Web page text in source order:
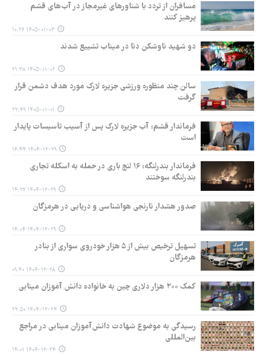
مسافران از تردد با شناورهای غیرمجاز در آب‌های قشم
پرهیز کنند
۱۴۰۵-۰۱-۰۳ ۱۰:۲۶
دو شهید ناوشکن دنا در میناب تشییع شدند
۱۴۰۵-۰۱-۰۲ ۲۱:۳۸
سالن چند منظوره ورزشی جزیره لارک مورد هدف دشمن قرار
گرفت
۱۴۰۵-۰۱-۰۱ ۲۲:۴۹
فرماندار قشم: آب جزیره لارک پس از آسیب تأسیسات پایدار
است
۱۴۰۴-۱۲-۲۹ ۱۶:۴۴
فرماندار بندرلنگه: ۱۶ لنج باری در حمله به اسکله تجاری
بندرلنگه سوختند
۱۴۰۴-۱۲-۲۹ ۱۴:۲۷
صدور هشدار نارنجی هواشناسی و دریایی در هرمزگان
۱۴۰۴-۱۲-۲۹ ۱۴:۰۴
تسهیل ترخیص بیش از ۵ هزار خودروی سواری از بنادر
هرمزگان
۱۴۰۴-۱۲-۲۸ ۰۹:۴۰
کمک ۲۰۰ هزار دلاری چین به خانواده دانش آموزان مینابی
۱۴۰۴-۱۲-۲۴ ۲۲:۵۰
رسیدگی به موضوع شهادت دانش‌آموزان مینابی در مراجع
بین‌المللی
۱۴۰۴-۱۲-۲۴ ۱۴:۰۱